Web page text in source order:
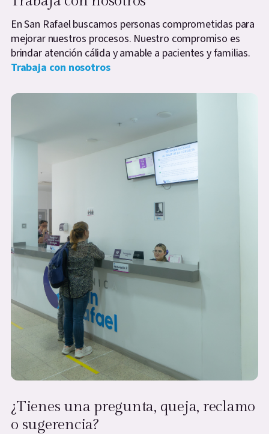
En San Rafael buscamos personas comprometidas para
mejorar nuestros procesos. Nuestro compromiso es
brindar atención cálida y amable a pacientes y familias.
Trabaja con nosotros
¿Tienes una pregunta, queja, reclamo
o sugerencia?